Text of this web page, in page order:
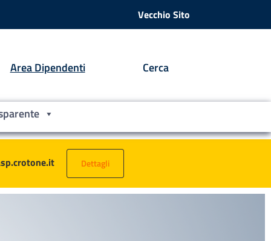
Vecchio Sito
Area Dipendenti Cerca
Dettagli